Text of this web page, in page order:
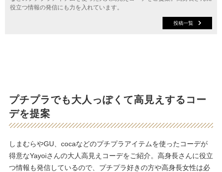
役立つ情報の発信にも力を入れています。
投稿一覧
プチプラでも大人っぽくて高見えするコー
デを提案
しまむらやGU、cocaなどのプチプラアイテムを使ったコーデが
得意なYayoiさんの大人高見えコーデをご紹介。高身長さんに役立
つ情報も発信しているので、プチプラ好きの方や高身長女性は必